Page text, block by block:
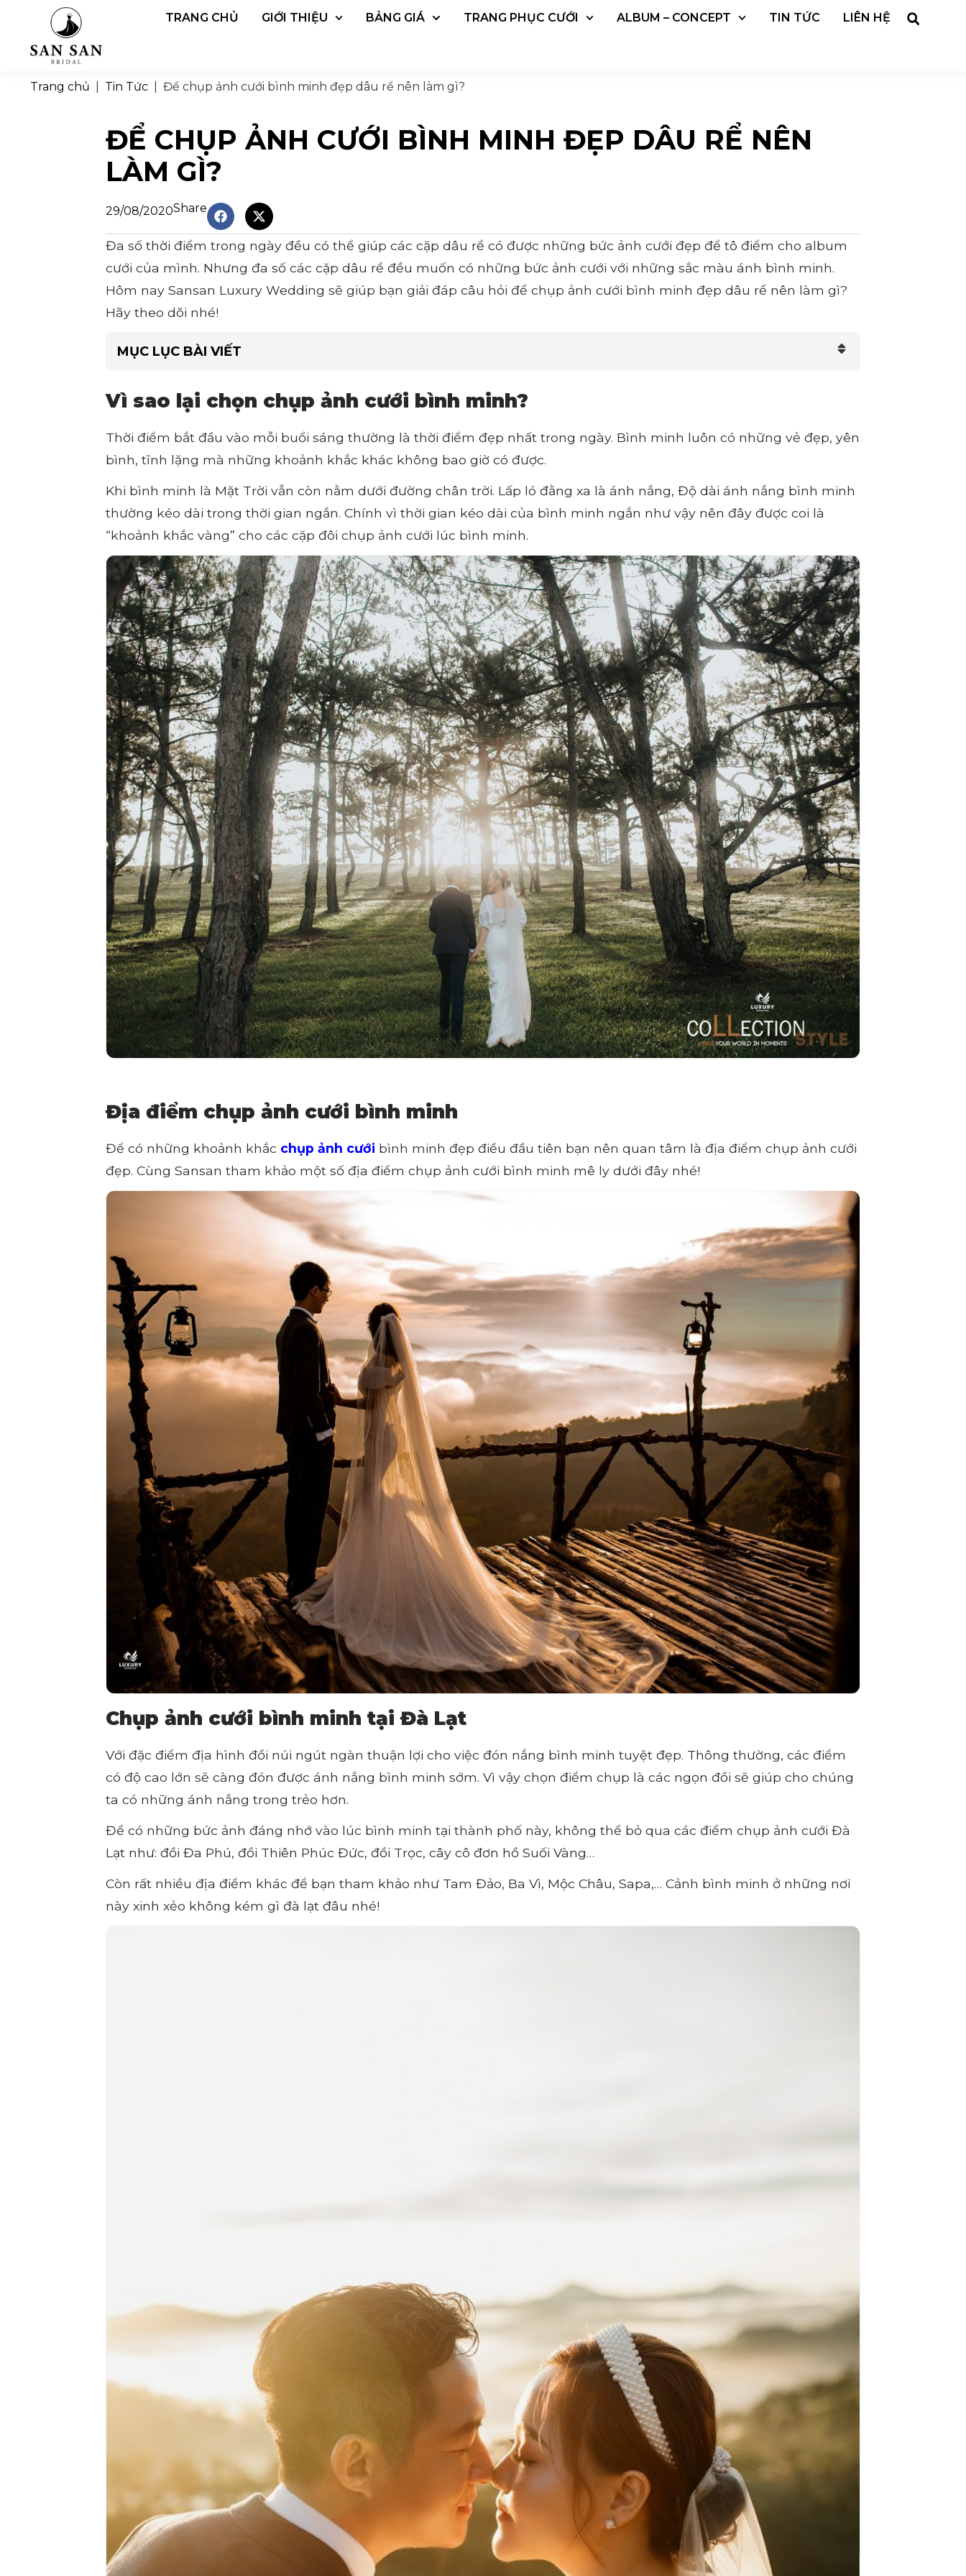
TRANG CHỦ GIỚI THIỆU BẢNG GIÁ TRANG PHỤC CƯỚI ALBUM – CONCEPT TIN TỨC LIÊN HỆ
Trang chủ Tin Tức Để chụp ảnh cưới bình minh đẹp dâu rể nên làm gì?
ĐỂ CHỤP ẢNH CƯỚI BÌNH MINH ĐẸP DÂU RỂ NÊN
LÀM GÌ?
29/08/2020Share
Đa số thời điểm trong ngày đều có thể giúp các cặp dâu rể có được những bức ảnh cưới đẹp để tô điểm cho album
cưới của mình. Nhưng đa số các cặp dâu rể đều muốn có những bức ảnh cưới với những sắc màu ánh bình minh.
Hôm nay Sansan Luxury Wedding sẽ giúp bạn giải đáp câu hỏi để chụp ảnh cưới bình minh đẹp dâu rể nên làm gì?
Hãy theo dõi nhé!
MỤC LỤC BÀI VIẾT
Vì sao lại chọn chụp ảnh cưới bình minh?
Thời điểm bắt đầu vào mỗi buổi sáng thường là thời điểm đẹp nhất trong ngày. Bình minh luôn có những vẻ đẹp, yên
bình, tĩnh lặng mà những khoảnh khắc khác không bao giờ có được.
Khi bình minh là Mặt Trời vẫn còn nằm dưới đường chân trời. Lấp ló đằng xa là ánh nắng, Độ dài ánh nắng bình minh
thường kéo dài trong thời gian ngắn. Chính vì thời gian kéo dài của bình minh ngắn như vậy nên đây được coi là
“khoảnh khắc vàng” cho các cặp đôi chụp ảnh cưới lúc bình minh.
Địa điểm chụp ảnh cưới bình minh
Để có những khoảnh khắc chụp ảnh cưới bình minh đẹp điều đầu tiên bạn nên quan tâm là địa điểm chụp ảnh cưới
đẹp. Cùng Sansan tham khảo một số địa điểm chụp ảnh cưới bình minh mê ly dưới đây nhé!
Chụp ảnh cưới bình minh tại Đà Lạt
Với đặc điểm địa hình đồi núi ngút ngàn thuận lợi cho việc đón nắng bình minh tuyệt đẹp. Thông thường, các điểm
có độ cao lớn sẽ càng đón được ánh nắng bình minh sớm. Vì vậy chọn điểm chụp là các ngọn đồi sẽ giúp cho chúng
ta có những ánh nắng trong trẻo hơn.
Để có những bức ảnh đáng nhớ vào lúc bình minh tại thành phố này, không thể bỏ qua các điểm chụp ảnh cưới Đà
Lạt như: đồi Đa Phú, đồi Thiên Phúc Đức, đồi Trọc, cây cô đơn hồ Suối Vàng…
Còn rất nhiều địa điểm khác để bạn tham khảo như Tam Đảo, Ba Vì, Mộc Châu, Sapa,… Cảnh bình minh ở những nơi
này xinh xẻo không kém gì đà lạt đâu nhé!